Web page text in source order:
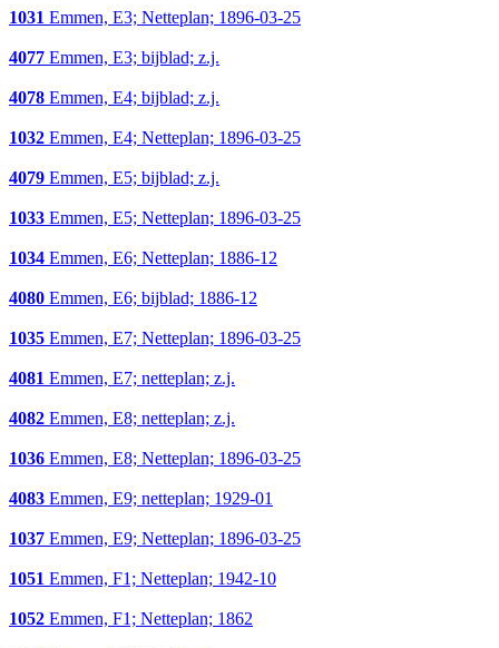
1031 Emmen, E3; Netteplan; 1896-03-25
4077 Emmen, E3; bijblad; z.j.
4078 Emmen, E4; bijblad; z.j.
1032 Emmen, E4; Netteplan; 1896-03-25
4079 Emmen, E5; bijblad; z.j.
1033 Emmen, E5; Netteplan; 1896-03-25
1034 Emmen, E6; Netteplan; 1886-12
4080 Emmen, E6; bijblad; 1886-12
1035 Emmen, E7; Netteplan; 1896-03-25
4081 Emmen, E7; netteplan; z.j.
4082 Emmen, E8; netteplan; z.j.
1036 Emmen, E8; Netteplan; 1896-03-25
4083 Emmen, E9; netteplan; 1929-01
1037 Emmen, E9; Netteplan; 1896-03-25
1051 Emmen, F1; Netteplan; 1942-10
1052 Emmen, F1; Netteplan; 1862